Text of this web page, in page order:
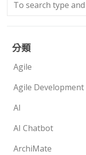
分類
Agile
Agile Development
AI
AI Chatbot
ArchiMate